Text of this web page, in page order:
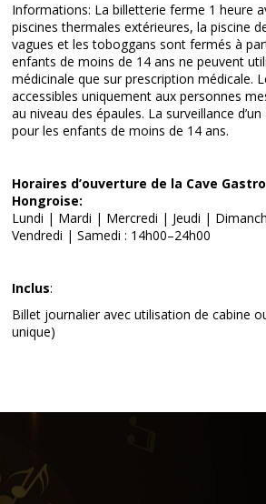
Informations: La billetterie ferme 1 heure
piscines thermales extérieures, la piscine
vagues et les toboggans sont fermés à
enfants de moins de 14 ans ne peuvent
médicinale que sur prescription médicale.
accessibles uniquement aux personnes
au niveau des épaules. La surveillance
pour les enfants de moins de 14 ans.
Horaires d’ouverture de la Cave
Hongroise:
Lundi | Mardi | Mercredi | Jeudi |
Vendredi | Samedi : 14h00–24h00
Inclus:
Billet journalier avec utilisation de cabine
unique)